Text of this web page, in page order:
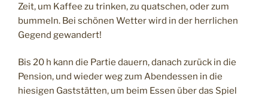
Zeit, um Kaffee zu trinken, zu quatschen, oder zum
bummeln. Bei schönen Wetter wird in der herrlichen
Gegend gewandert!
Bis 20 h kann die Partie dauern, danach zurück in die
Pension, und wieder weg zum Abendessen in die
hiesigen Gaststätten, um beim Essen über das Spiel